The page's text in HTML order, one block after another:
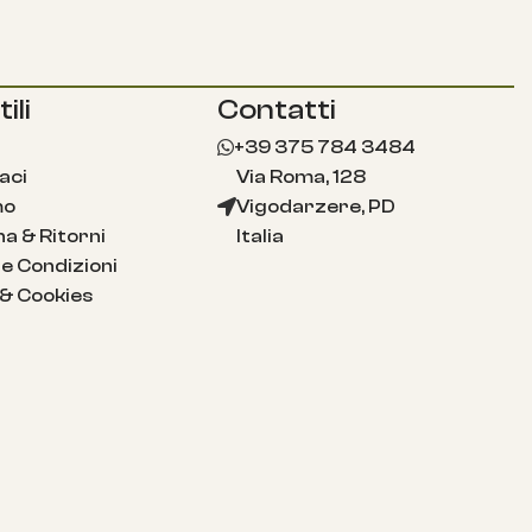
& Ritorni
Condizioni
Cookies
Contatti
+39 375 784 3484
Via Roma, 128
Vigodarzere, PD
Italia